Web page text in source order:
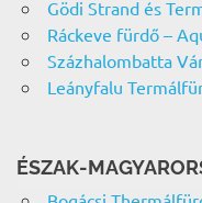
Gödi Strand és
Ráckeve fürdő –
Százhalombatta
Leányfalu
ÉSZAK-